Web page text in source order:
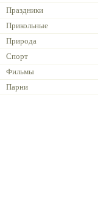
Праздники
Прикольные
Природа
Спорт
Фильмы
Парни